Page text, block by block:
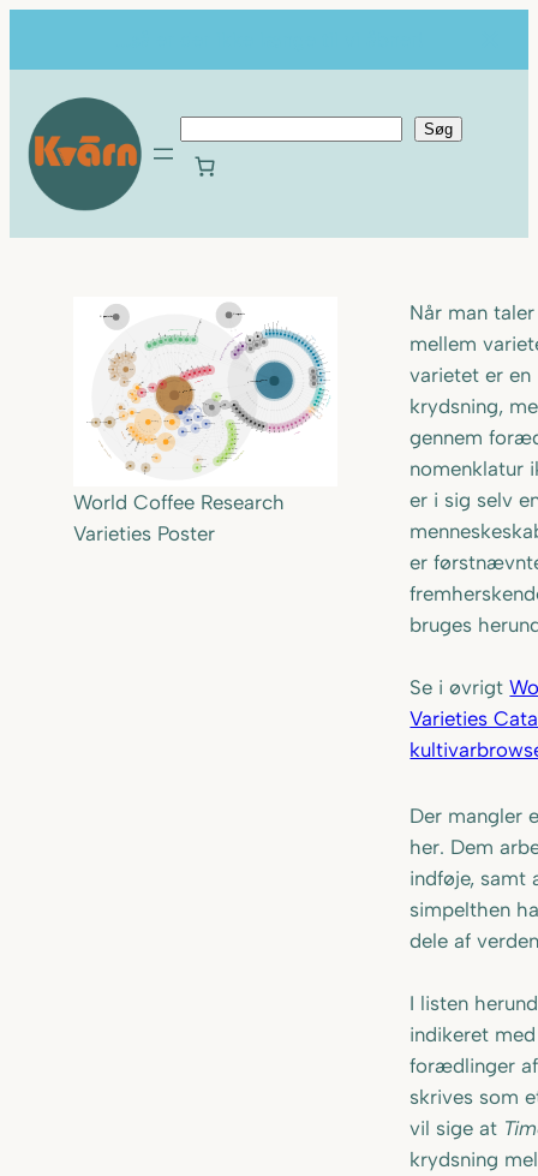
Søg
World Coffee Research
Varieties Poster
Når man
mellem
varietet er
krydsning,
gennem
nomenklatur
er i sig selv
er
bruges
Se i øvrigt
Varieties
Der mangler
her. Dem
indføje, samt
simpelthen
dele af
I listen
indikeret
forædlinger
skrives som
vil sige at
krydsning